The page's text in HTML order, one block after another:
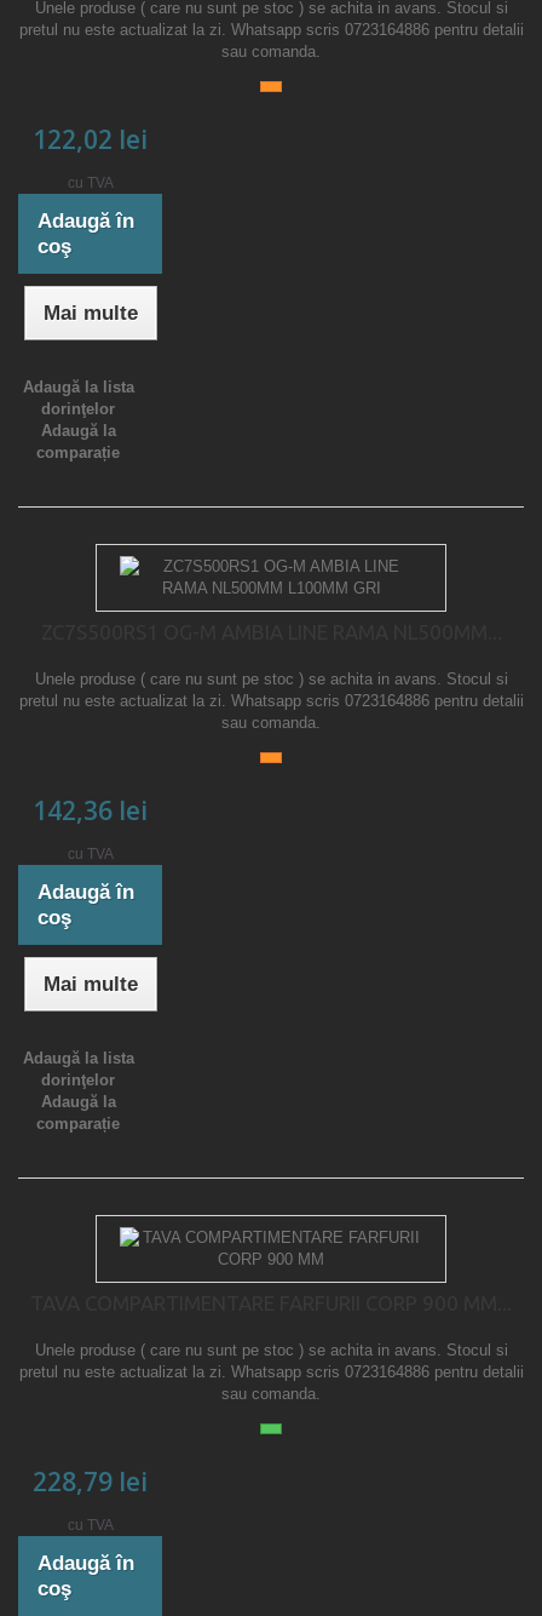
Unele produse ( care nu sunt pe stoc ) se achita in avans. Stocul si
pretul nu este actualizat la zi. Whatsapp scris 0723164886 pentru detalii
sau comanda.
122,02 lei
cu TVA
Adaugă în
coş
Mai multe
Adaugă la lista
dorinţelor
Adaugă la
comparație
Unele produse ( care nu sunt pe stoc ) se achita in avans. Stocul si
pretul nu este actualizat la zi. Whatsapp scris 0723164886 pentru detalii
sau comanda.
142,36 lei
cu TVA
Adaugă în
coş
Mai multe
Adaugă la lista
dorinţelor
Adaugă la
comparație
Unele produse ( care nu sunt pe stoc ) se achita in avans. Stocul si
pretul nu este actualizat la zi. Whatsapp scris 0723164886 pentru detalii
sau comanda.
228,79 lei
cu TVA
Adaugă în
coş